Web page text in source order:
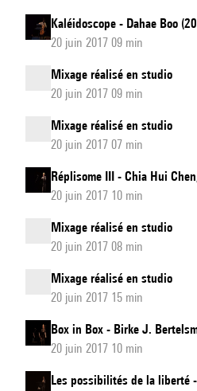
Kaléidoscope - Dahae Boo
20 juin 2017 09 min
Mixage réalisé en studio
20 juin 2017 09 min
Mixage réalisé en studio
20 juin 2017 07 min
Réplisome III - Chia Hui
20 juin 2017 10 min
Mixage réalisé en studio
20 juin 2017 08 min
Mixage réalisé en studio
20 juin 2017 15 min
Box in Box - Birke J.
20 juin 2017 10 min
Les possibilités de la liberté